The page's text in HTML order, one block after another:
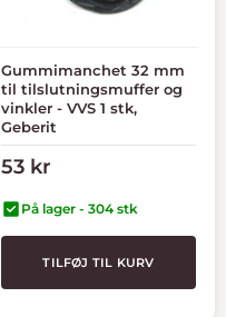
Gummimanchet 32 mm
til tilslutningsmuffer og
vinkler - VVS 1 stk,
Geberit
Tilbudspris
53 kr
På lager - 304 stk
TILFØJ TIL KURV